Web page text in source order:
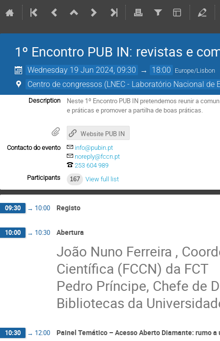
1º Encontro PUB IN: revistas e
Wednesday 19 Jun 2024, 09:30 → 18:00 Europe/Lisbon
Centro de congressos (LNEC - Laboratório Nacional de
Description
Neste 1º Encontro PUB IN pretendemos reunir a
e práticas e promover a partilha de boas práticas.
Website PUB IN
Contacto do evento
info@pubin.pt
noreply@fccn.pt
253 604 989
Participants
167 View full list
09:30 → 10:00 Registo
10:00 → 10:30 Abertura
João Nuno Ferreira ,
Científica (FCCN) da FCT
Pedro Príncipe, Chefe de
Bibliotecas da
10:30 → 12:00 Painel Temático – Acesso Aberto Diamante: rumo